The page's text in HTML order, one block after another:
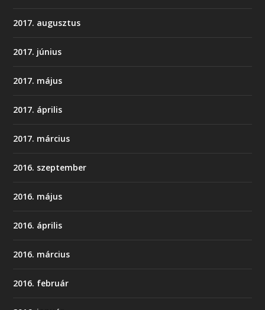
2017. augusztus
2017. június
2017. május
2017. április
2017. március
2016. szeptember
2016. május
2016. április
2016. március
2016. február